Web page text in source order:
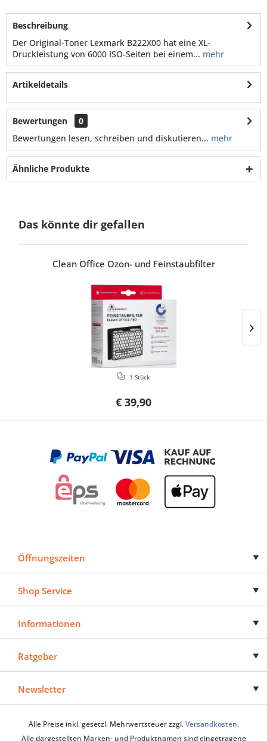
Beschreibung
Der Original-Toner Lexmark B222X00 hat eine XL-
Druckleistung von 6000 ISO-Seiten bei einem... mehr
Artikeldetails
Bewertungen
0
Bewertungen lesen, schreiben und diskutieren... mehr
Ähnliche Produkte
Das könnte dir gefallen
Clean Office Ozon- und Feinstaubfilter
€ 39,90
1 Stück
Öffnungszeiten
Shop Service
Informationen
Ratgeber
Newsletter
Alle Preise inkl. gesetzl. Mehrwertsteuer zzgl.Versandkosten.
Alle dargestellten Marken- und Produktnamen sind eingetragene